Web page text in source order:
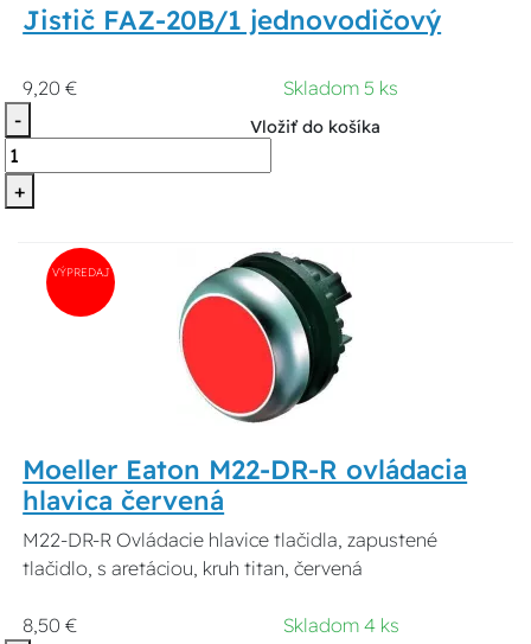
Jistič FAZ-20B/1 jednovodičový
9,20 €
Skladom 5 ks
-
+
Vložiť do košíka
VÝPREDAJ
Moeller Eaton M22-DR-R ovládacia
hlavica červená
M22-DR-R Ovládacie hlavice tlačidla, zapustené
tlačidlo, s aretáciou, kruh titan, červená
8,50 €
Skladom 4 ks